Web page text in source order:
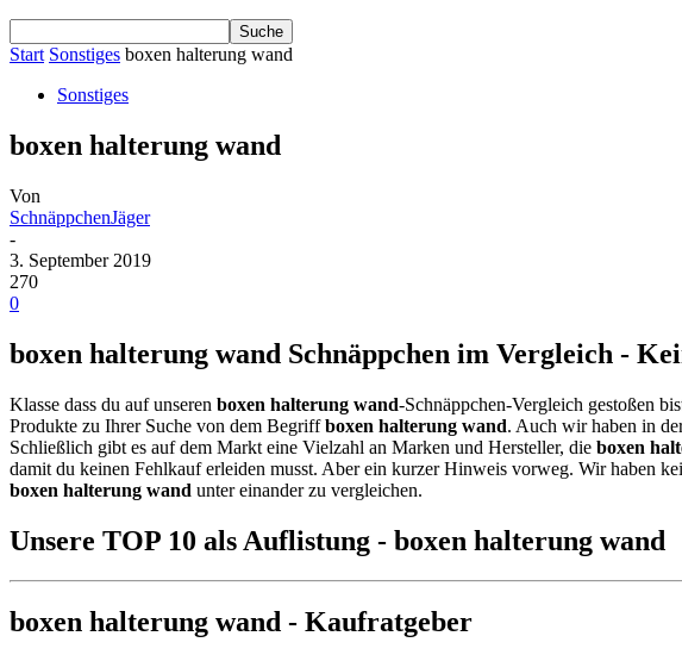
Start Sonstiges boxen halterung wand
Sonstiges
boxen halterung wand
Von
SchnäppchenJäger
-
3. September 2019
270
0
boxen halterung wand Schnäppchen im Vergleich -
Klasse dass du auf unseren boxen halterung wand-Schnäppchen-Vergleich gestoßen
Produkte zu Ihrer Suche von dem Begriffboxen halterung wand. Auch wir haben in
Schließlich gibt es auf dem Markt eine Vielzahl an Marken und Hersteller, die boxen
damit du keinen Fehlkauf erleiden musst. Aber ein kurzer Hinweis vorweg. Wir haben
boxen halterung wand unter einander zu vergleichen.
Unsere TOP 10 als Auflistung - boxen halterung wand
boxen halterung wand - Kaufratgeber